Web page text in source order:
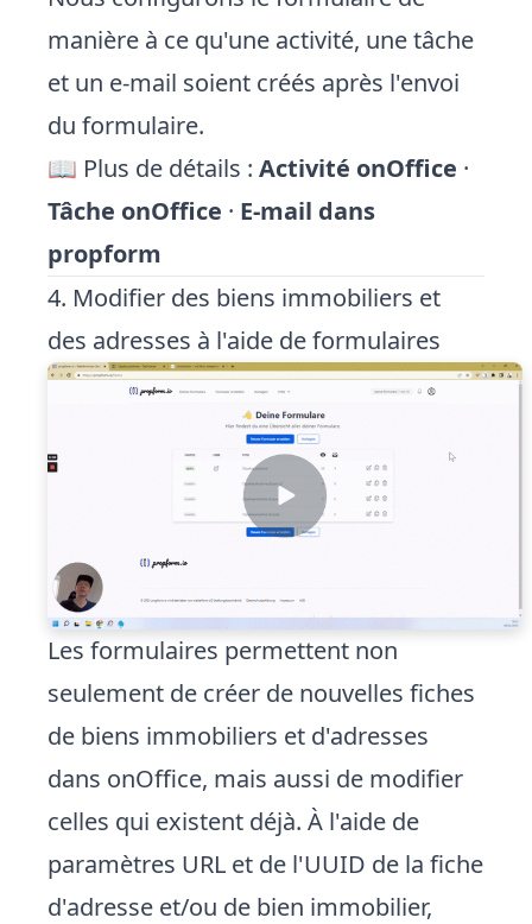
manière à ce qu'une activité, une tâche
et un e-mail soient créés après l'envoi
du formulaire.
📖 Plus de détails : Activité onOffice ·
Tâche onOffice · E-mail dans
propform
4. Modifier des biens immobiliers et
des adresses à l'aide de formulaires
Les formulaires permettent non
seulement de créer de nouvelles fiches
de biens immobiliers et d'adresses
dans onOffice, mais aussi de modifier
celles qui existent déjà. À l'aide de
paramètres URL et de l'UUID de la fiche
d'adresse et/ou de bien immobilier,